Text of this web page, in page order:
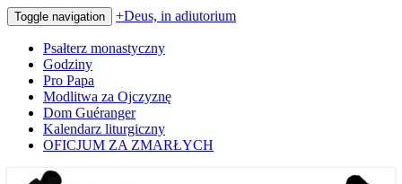
Toggle navigation +Deus, in adiutorium
Psałterz monastyczny
Godziny
Pro Papa
Modlitwa za Ojczyznę
Dom Guéranger
Kalendarz liturgiczny
OFICJUM ZA ZMARŁYCH